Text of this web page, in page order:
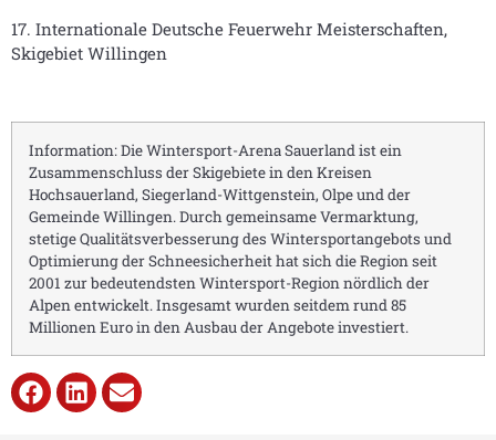
17. Internationale Deutsche Feuerwehr Meisterschaften,
Skigebiet Willingen
Information: Die Wintersport-Arena Sauerland ist ein
Zusammenschluss der Skigebiete in den Kreisen
Hochsauerland, Siegerland-Wittgenstein, Olpe und der
Gemeinde Willingen. Durch gemeinsame Vermarktung,
stetige Qualitätsverbesserung des Wintersportangebots und
Optimierung der Schneesicherheit hat sich die Region seit
2001 zur bedeutendsten Wintersport-Region nördlich der
Alpen entwickelt. Insgesamt wurden seitdem rund 85
Millionen Euro in den Ausbau der Angebote investiert.